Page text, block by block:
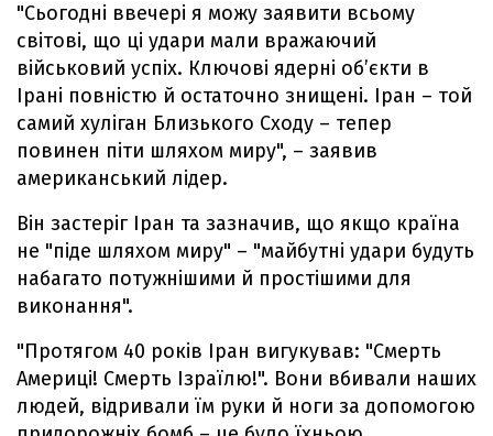
"Сьогодні ввечері я можу заявити всьому
світові, що ці удари мали вражаючий
військовий успіх. Ключові ядерні об’єкти в
Ірані повністю й остаточно знищені. Іран – той
самий хуліган Близького Сходу – тепер
повинен піти шляхом миру", – заявив
американський лідер.
Він застеріг Іран та зазначив, що якщо країна
не "піде шляхом миру" – "майбутні удари будуть
набагато потужнішими й простішими для
виконання".
"Протягом 40 років Іран вигукував: "Смерть
Америці! Смерть Ізраїлю!". Вони вбивали наших
людей, відривали їм руки й ноги за допомогою